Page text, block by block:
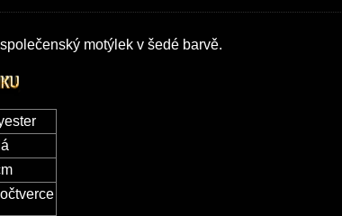
motýlek v šedé barvě.